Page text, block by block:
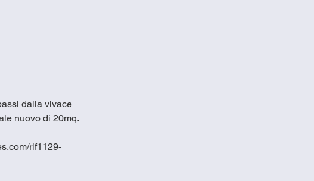
dalla vivace
nuovo di 20mq.
rif1129-